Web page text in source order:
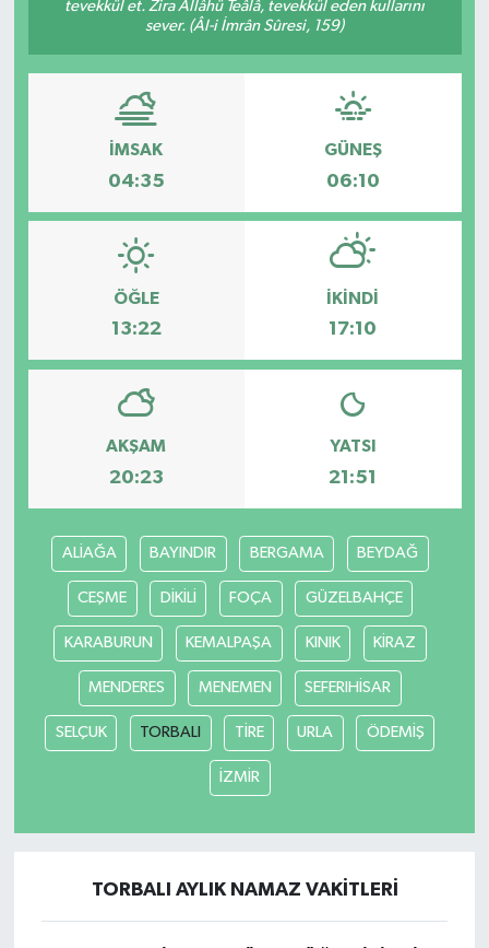
tevekkül et. Zira Allâhü Teâlâ, tevekkül eden kullarını
sever. (Âl-i İmrân Sûresi, 159)
İMSAK
04:35
GÜNEŞ
06:10
ÖĞLE
13:22
İKINDI
17:10
AKŞAM
20:23
YATSI
21:51
ALİAĞA BAYINDIR BERGAMA BEYDAĞ
CEŞME DİKİLİ FOÇA GÜZELBAHÇE
KARABURUN KEMALPAŞA KINIK KİRAZ
MENDERES MENEMEN SEFERIHİSAR
SELÇUK TORBALI TİRE URLA ÖDEMİŞ
İZMİR
TORBALI AYLIK NAMAZ VAKITLERI